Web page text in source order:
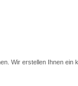
Wir erstellen Ihnen ein